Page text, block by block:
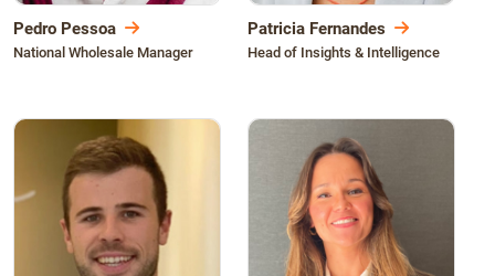
Pedro Pessoa
National Wholesale Manager
Patricia Fernandes
Head of Insights & Intelligence